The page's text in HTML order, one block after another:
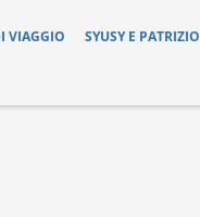
VIAGGIO SYUSY E PATRIZIO